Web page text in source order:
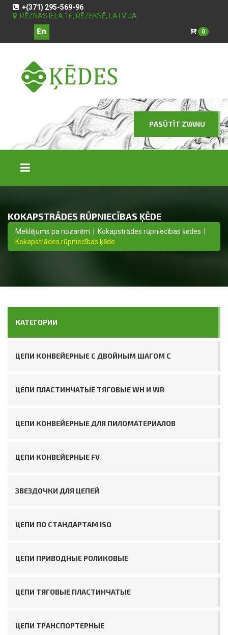
+(371) 295-569-96
RĒZNAS IELA 16, RĒZEKNĒ, LATVIJA
0
PASŪTĪT ZVANU
KOKAPSTRĀDES RŪPNIECĪBAS ĶĒDE
Meklējums pa nozarēm Kokapstrādes rūpniecības ķēdes
Kokapstrādes rūpniecības ķēde
КАТЕГОРИИ
ЦЕПИ КОНВЕЙЕРНЫЕ С ДВОЙНЫМ ШАГОМ C
ЦЕПИ ПЛАСТИНЧАТЫЕ ТЯГОВЫЕ WH И WR
ЦЕПИ КОНВЕЙЕРНЫЕ ДЛЯ ПИЛОМАТЕРИАЛОВ
ЦЕПИ КОНВЕЙЕРНЫЕ FV
ЗВЕЗДОЧКИ ДЛЯ ЦЕПЕЙ
ЦЕПИ ПО СТАНДАРТАМ ISO
ЦЕПИ ПРИВОДНЫЕ РОЛИКОВЫЕ
ЦЕПИ ТЯГОВЫЕ ПЛАСТИНЧАТЫЕ
ЦЕПИ ТРАНСПОРТЕРНЫЕ